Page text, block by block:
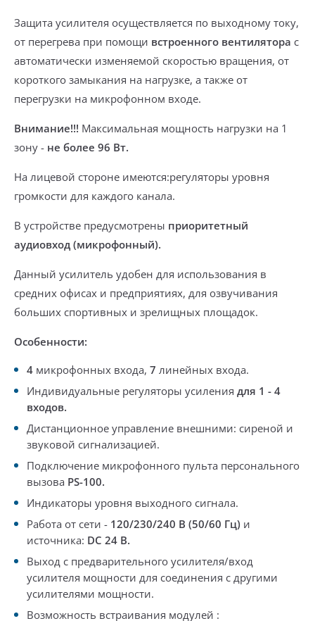
Защита усилителя осуществляется по выходному току,
от перегрева при помощи встроенного вентилятора с
автоматически изменяемой скоростью вращения, от
короткого замыкания на нагрузке, а также от
перегрузки на микрофонном входе.
Внимание!!! Максимальная мощность нагрузки на 1
зону - не более 96 Вт.
На лицевой стороне имеются:регуляторы уровня
громкости для каждого канала.
В устройстве предусмотрены приоритетный
аудиовход (микрофонный).
Данный усилитель удобен для использования в
средних офисах и предприятиях, для озвучивания
больших спортивных и зрелищных площадок.
Особенности:
4 микрофонных входа, 7 линейных входа.
Индивидуальные регуляторы усиления для 1 - 4
входов.
Дистанционное управление внешними: сиреной и
звуковой сигнализацией.
Подключение микрофонного пульта персонального
вызова PS-100.
Индикаторы уровня выходного сигнала.
Работа от сети - 120/230/240 В (50/60 Гц) и
источника: DC 24 В.
Выход с предварительного усилителя/вход
усилителя мощности для соединения с другими
усилителями мощности.
Возможность встраивания модулей :